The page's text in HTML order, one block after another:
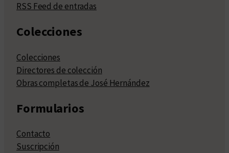
RSS Feed de entradas
Colecciones
Colecciones
Directores de colección
Obras completas de José Hernández
Formularios
Contacto
Suscripción